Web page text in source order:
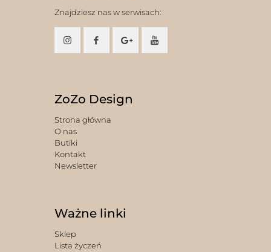
Znajdziesz nas w serwisach:
ZoZo Design
Strona główna
O nas
Butiki
Kontakt
Newsletter
Ważne linki
Sklep
Lista życzeń